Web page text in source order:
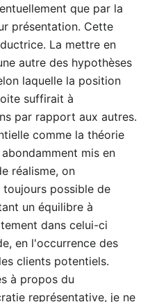
que par la
présentation. Cette
La mettre en
autre des hypothèses
laquelle la position
suffirait à
par rapport aux autres.
comme la théorie
mis en
réalisme, on
possible de
un équilibre à
dans celui-ci
en l'occurrence des
clients potentiels.
à propos du
représentative, je ne